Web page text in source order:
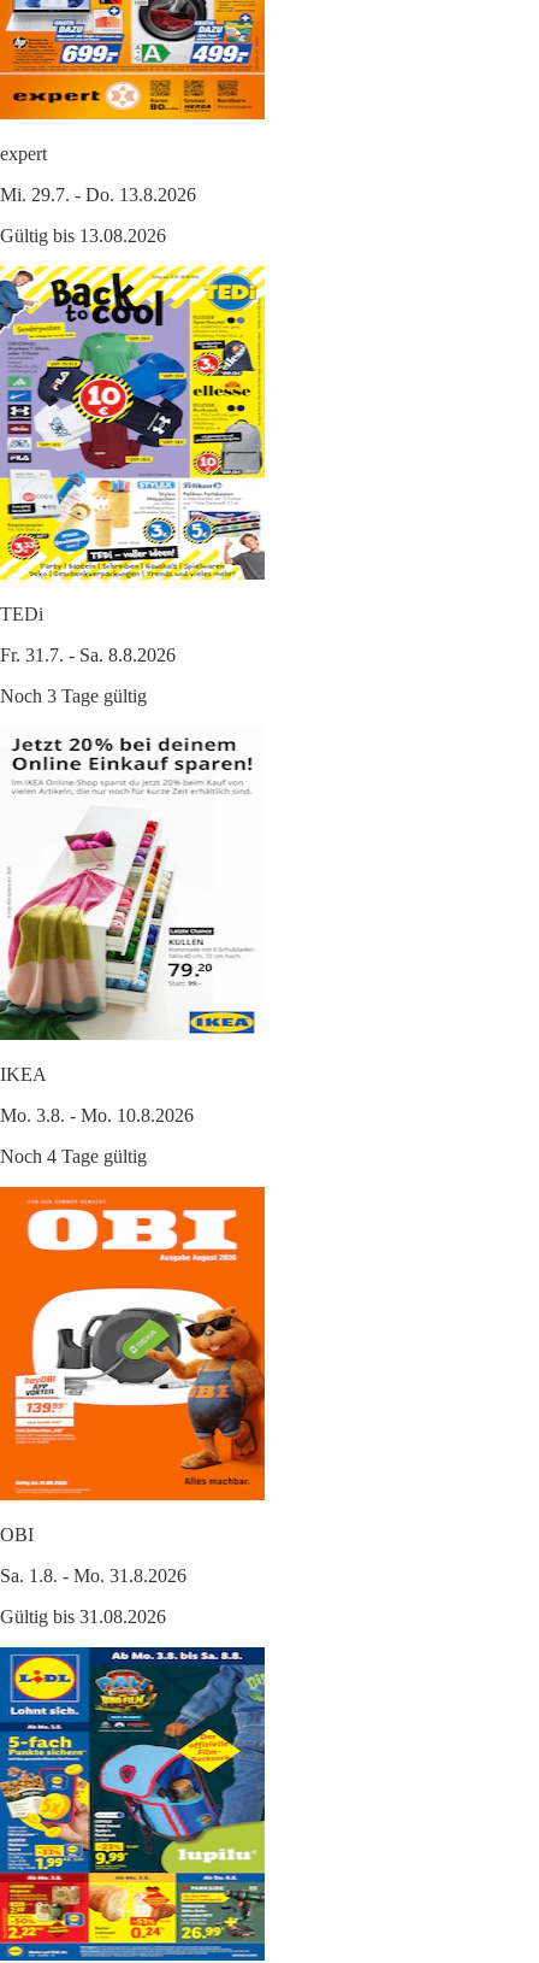
expert
Mi. 29.7. - Do. 13.8.2026
Gültig bis 13.08.2026
TEDi
Fr. 31.7. - Sa. 8.8.2026
Noch 3 Tage gültig
IKEA
Mo. 3.8. - Mo. 10.8.2026
Noch 4 Tage gültig
OBI
Sa. 1.8. - Mo. 31.8.2026
Gültig bis 31.08.2026